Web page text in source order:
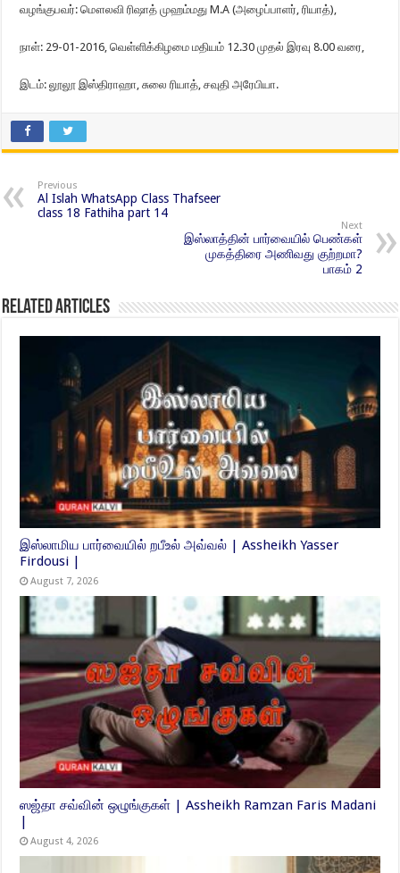
வழங்குபவர்: மௌலவி ரிஷாத் முஹம்மது M.A(அழைப்பாளர், ரியாத்),
நாள்: 29-01-2016, வெள்ளிக்கிழமை மதியம் 12.30 முதல் இரவு 8.00 வரை,
இடம்: லூலூ இஸ்திராஹா, சுலை ரியாத், சவுதி அரேபியா.
Previous
Al Islah WhatsApp Class Thafseer
class 18 Fathiha part 14
Next
இஸ்லாத்தின் பார்வையில் பெண்கள்
முகத்திரை அணிவது குற்றமா?
பாகம் 2
Related Articles
இஸ்லாமிய பார்வையில் றபீஉல் அவ்வல் | Assheikh Yasser
Firdousi |
August 7, 2026
ஸஜ்தா சவ்வின் ஒழுங்குகள் | Assheikh Ramzan Faris Madani
|
August 4, 2026